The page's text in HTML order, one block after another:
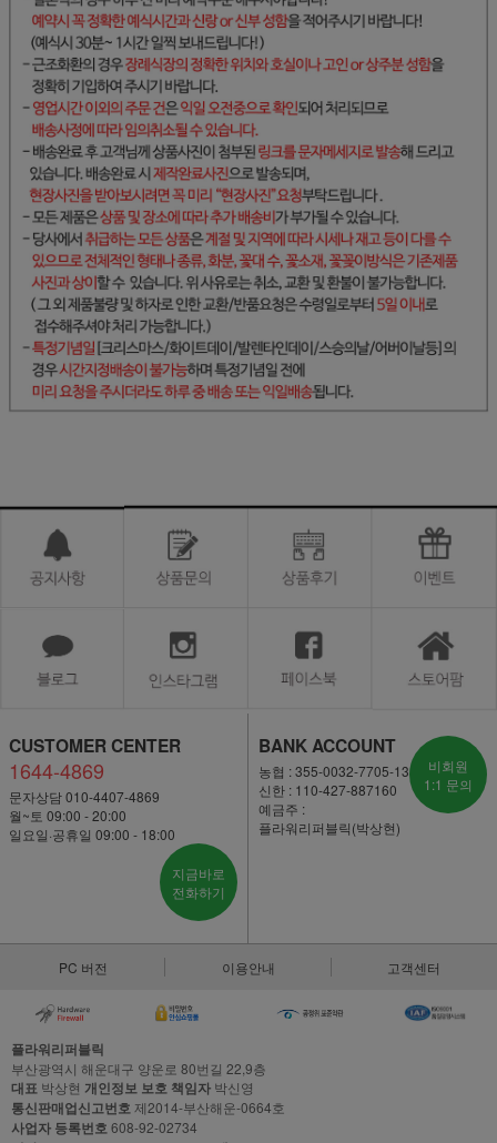
CUSTOMER CENTER
1644-4869
문자상담 010-4407-4869
월~토 09:00 - 20:00
일요일·공휴일 09:00 - 18:00
지금바로
전화하기
BANK ACCOUNT
농협 : 355-0032-7705-13
신한 : 110-427-887160
예금주 :
플라워리퍼블릭(박상현)
비회원
1:1 문의
PC 버전 이용안내 고객센터
플라워리퍼블릭
부산광역시 해운대구 양운로 80번길 22,9층
대표 박상현 개인정보 보호 책임자 박신영
통신판매업신고번호제2014-부산해운-0664호
사업자 등록번호608-92-02734